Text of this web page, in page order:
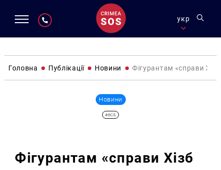
укр
Головна Публікації Новини Фігурантам «справи
Новини
#ФСБ
Фігурантам «справи Хізб